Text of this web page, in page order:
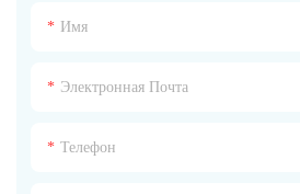
Имя
Электронная Почта
Телефон